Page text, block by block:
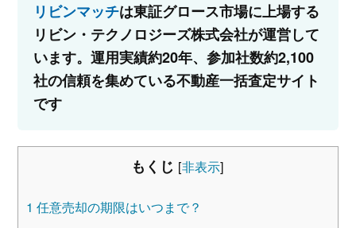
リビンマッチは東証グロース市場に上場する
リビン・テクノロジーズ株式会社が運営して
います。運用実績約20年、参加社数約2,100
社の信頼を集めている不動産一括査定サイト
です
もくじ [非表示]
1 任意売却の期限はいつまで？